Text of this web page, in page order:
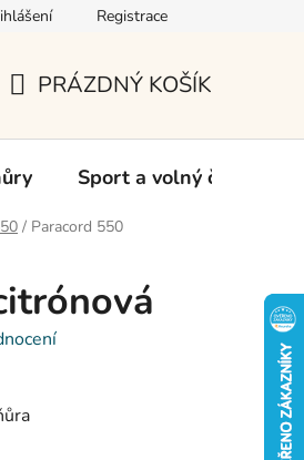
Registrace
KOŠÍK
PRÁZDNÝ KOŠÍK
Sport a volný čas
/ Paracord 550